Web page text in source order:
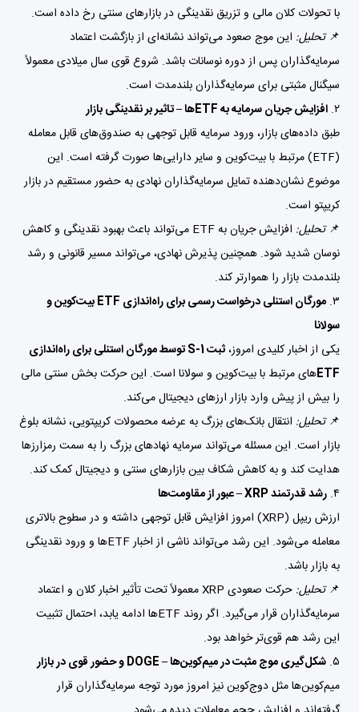
با تحولات کلان مالی و تزریق نقدینگی در بازارهای سنتی رخ داده است.
📌تحلیل: این موج صعود می‌تواند نشانه‌ای از بازگشت اعتماد
سرمایه‌گذاران پس از دوره نوسانات باشد. شروع قوی سال میلادی معمولاً
سیگنال مثبتی برای سرمایه‌گذاران بلندمدت است.
۲. افزایش جریان سرمایه به ETFها – تاثیر بر نقدینگی بازار
طبق داده‌های بازار، ورود سرمایه قابل توجهی به صندوق‌های قابل معامله
(ETF) مرتبط با بیت‌کوین و سایر دارایی‌ها صورت گرفته است. این
موضوع نشان‌دهنده تمایل سرمایه‌گذاران نهادی به حضور مستقیم در بازار
کریپتو است.
📌تحلیل:
افزایش جریان به ETF می‌تواند باعث بهبود نقدینگی و کاهش
نوسان شدید شود. همچنین پذیرش نهادی، می‌تواند مسیر قانونی و رشد
بلندمدت بازار را هموارتر کند.
۳.
مورگان استنلی درخواست رسمی برای راه‌اندازی ETF بیت‌کوین و
سولانا
یکی از اخبار کلیدی امروز،
ثبت S-1 توسط مورگان استنلی برای راه‌اندازی
ETFهای مرتبط با بیت‌کوین و سولانا است. این حرکت بخش سنتی مالی
را بیش از پیش وارد بازار ارزهای دیجیتال می‌کند.
📌تحلیل: انتقال بانک‌های بزرگ به عرضه محصولات کریپتویی، نشانه بلوغ
بازار است. این مسئله می‌تواند سرمایه نهادهای بزرگ را به سمت رمزارزها
هدایت کند و به کاهش شکاف بین بازارهای سنتی و دیجیتال کمک کند.
۴. رشد قدرتمند XRP – عبور از مقاومت‌ها
ارزش ریپل (XRP) امروز افزایش قابل توجهی داشته و در سطوح بالاتری
معامله می‌شود. این رشد می‌تواند ناشی از اخبار ETFها و ورود نقدینگی
به بازار باشد.
📌تحلیل:
حرکت صعودی XRP معمولاً تحت تأثیر اخبار کلان و اعتماد
سرمایه‌گذاران قرار می‌گیرد. اگر روند ETFها ادامه یابد، احتمال تثبیت
این رشد هم قوی‌تر خواهد بود.
۵. شکل‌گیری موج مثبت در میم‌کوین‌ها – DOGE و حضور قوی در بازار
میم‌کوین‌ها مثل دوج‌کوین نیز امروز مورد توجه سرمایه‌گذاران قرار